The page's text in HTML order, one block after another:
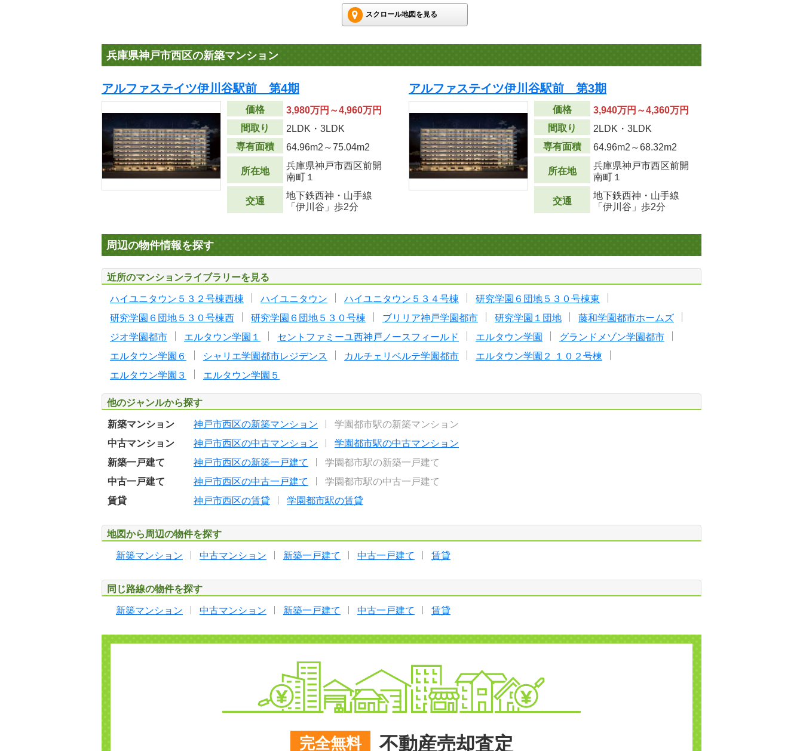
スクロール地図を見る
兵庫県神戸市西区の新築マンション
アルファステイツ伊川谷駅前 第4期
価格
3,980万円～4,960万円
間取り
2LDK・3LDK
専有面積
64.96m2 ～75.04m2
所在地
兵庫県神戸市西区前開
南町１
交通
地下鉄西神・山手線
「伊川谷」歩2分
アルファステイツ伊川谷駅前 第3期
価格
3,940万円～4,360万円
間取り
2LDK・3LDK
専有面積
64.96m2 ～68.32m2
所在地
兵庫県神戸市西区前開
南町１
交通
地下鉄西神・山手線
「伊川谷」歩2分
周辺の物件情報を探す
近所のマンションライブラリーを見る
ハイユニタウン５３２号棟西棟 ハイユニタウン ハイユニタウン５３４号棟
研究学園６団地５３０号棟東
研究学園６団地５３０号棟西
研究学園６団地５３０号棟 ブリリア神戸学園都市 研究学園１団地
藤和学園都市ホームズ
ジオ学園都市
エルタウン学園１ セントファミーユ西神戸ノースフィールド エルタウン学園
グランドメゾン学園都市
エルタウン学園６
シャリエ学園都市レジデンス カルチェリベルテ学園都市
エルタウン学園２ １０２号棟
エルタウン学園３
エルタウン学園５
他のジャンルから探す
新築マンション 神戸市西区の新築マンション
学園都市駅の新築マンション
中古マンション
神戸市西区の中古マンション
学園都市駅の中古マンション
新築一戸建て
神戸市西区の新築一戸建て
学園都市駅の新築一戸建て
中古一戸建て
神戸市西区の中古一戸建て
学園都市駅の中古一戸建て
賃貸
神戸市西区の賃貸 学園都市駅の賃貸
地図から周辺の物件を探す
新築マンション 中古マンション 新築一戸建て 中古一戸建て 賃貸
同じ路線の物件を探す
新築マンション 中古マンション 新築一戸建て 中古一戸建て 賃貸
完全無料 不動産売却査定